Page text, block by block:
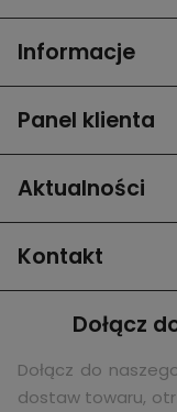
Informacje
Panel klienta
Aktualności
Kontakt
Dołącz
Dołącz do
dostaw towaru,